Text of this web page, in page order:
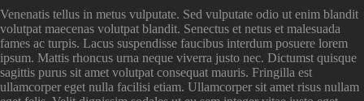
Venenatis tellus in metus vulputate. Sed vulputate odio ut enim blandit
volutpat maecenas volutpat blandit. Senectus et netus et malesuada
fames ac turpis. Lacus suspendisse faucibus interdum posuere lorem
ipsum. Mattis rhoncus urna neque viverra justo nec. Dictumst quisque
sagittis purus sit amet volutpat consequat mauris. Fringilla est
ullamcorper eget nulla facilisi etiam. Ullamcorper sit amet risus nullam